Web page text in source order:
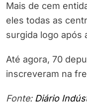
Mais de cem
eles todas as
surgida logo após
Até agora, 70
inscreveram na
Fonte: Diário